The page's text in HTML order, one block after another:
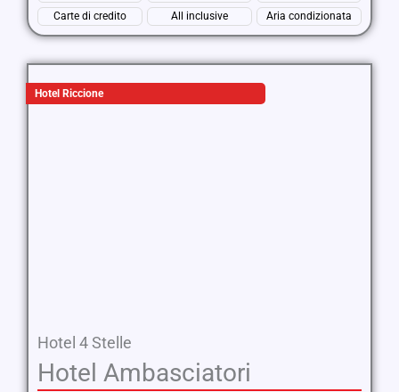
Carte di credito All inclusive Aria condizionata
Hotel Riccione
Hotel 4 Stelle
Hotel Ambasciatori